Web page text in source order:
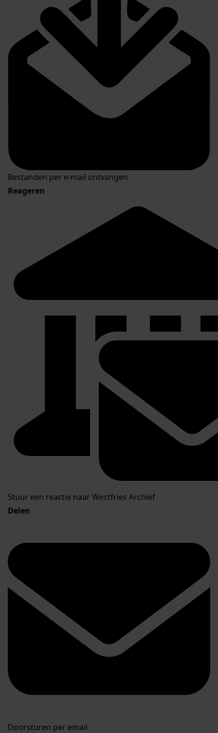
Bestanden per e-mail ontvangen
Reageren
Stuur een reactie naar Westfries Archief
Delen
Doorsturen per email